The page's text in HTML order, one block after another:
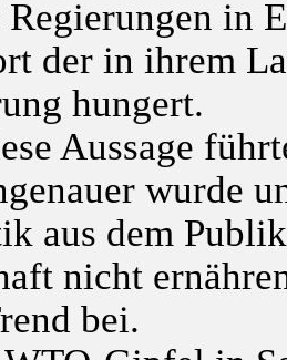
in
der in ihrem
hungert.
Aussage
wurde
aus dem
nicht
bei.